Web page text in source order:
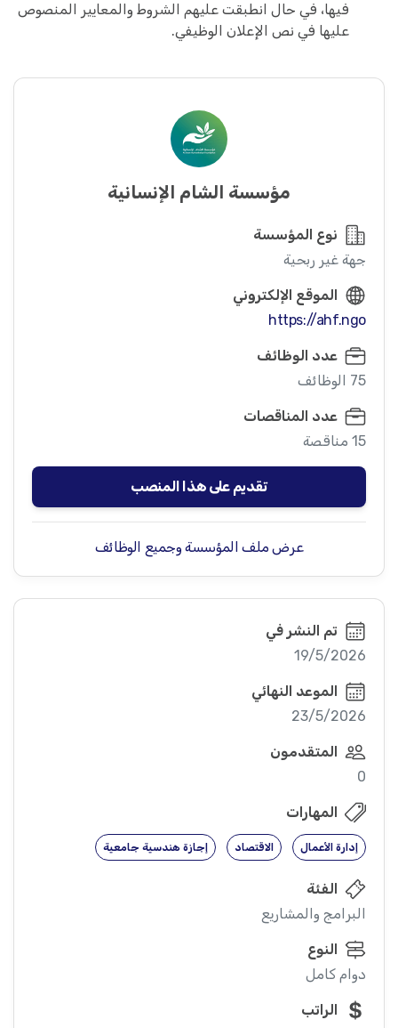
فيها، في حال انطبقت عليهم الشروط والمعايير المنصوص
عليها في نص الإعلان الوظيفي.
مؤسسة الشام الإنسانية
نوع المؤسسة
جهة غير ربحية
الموقع الإلكتروني
https://ahf.ngo
عدد الوظائف
75 الوظائف
عدد المناقصات
15 مناقصة
تقديم على هذا المنصب
عرض ملف المؤسسة وجميع الوظائف
تم النشر في
19/5/2026
الموعد النهائي
23/5/2026
المتقدمون
0
المهارات
إدارة الأعمال الاقتصاد إجازة هندسية جامعية
الفئة
البرامج والمشاريع
النوع
دوام كامل
الراتب